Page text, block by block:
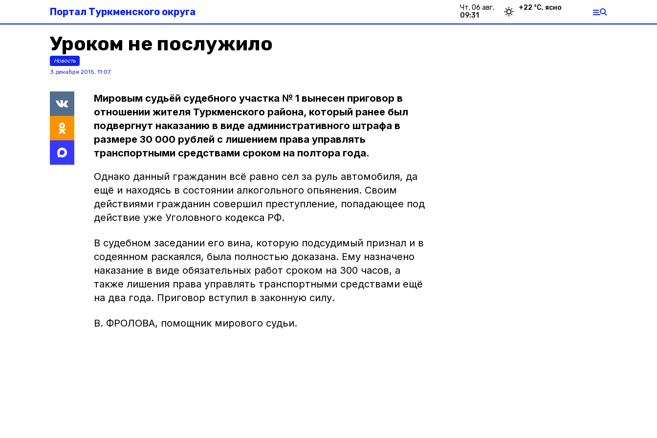
Портал Туркменского округа
чт, 06 авг.
09:31
+22 °С, ясно
Уроком не послужило
Новость
3 декабря 2015, 11:07
Мировым судьёй судебного участка № 1 вынесен приговор в
отношении жителя Туркменского района, который ранее был
подвергнут наказанию в виде административного штрафа в
размере 30 000 рублей с лишением права управлять
транспортными средствами сроком на полтора года.
Однако данный гражданин всё равно сел за руль автомобиля, да
ещё и находясь в состоянии алкогольного опьянения. Своим
действиями гражданин совершил преступление, попадающее под
действие уже Уголовного кодекса РФ.
В судебном заседании его вина, которую подсудимый признал и в
содеянном раскаялся, была полностью доказана. Ему назначено
наказание в виде обязательных работ сроком на 300 часов, а
также лишения права управлять транспортными средствами ещё
на два года. Приговор вступил в законную силу.
В. ФРОЛОВА, помощник мирового судьи.